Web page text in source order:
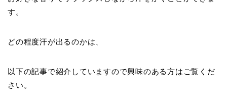
す。
どの程度汗が出るのかは、
以下の記事で紹介していますので興味のある方はご覧くだ
さい。